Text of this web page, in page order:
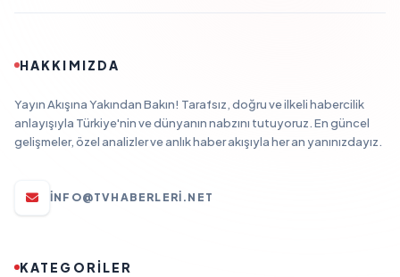
HAKKIMIZDA
Yayın Akışına Yakından Bakın! Tarafsız, doğru ve ilkeli habercilik
anlayışıyla Türkiye'nin ve dünyanın nabzını tutuyoruz. En güncel
gelişmeler, özel analizler ve anlık haber akışıyla her an yanınızdayız.
INFO@TVHABERLERI.NET
KATEGORİLER